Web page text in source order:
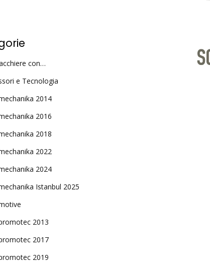
con…
e Tecnologia
2014
2016
2018
2022
2024
Istanbul 2025
2013
2017
2019